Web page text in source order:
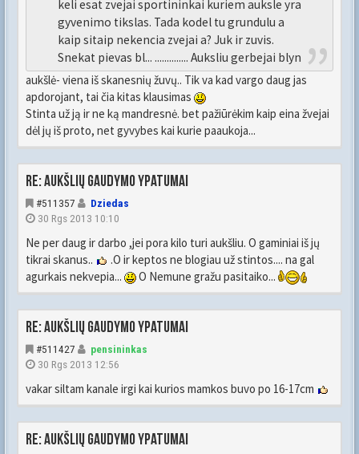
keli esat zvejai sportininkai kuriem auksle yra
gyvenimo tikslas. Tada kodel tu grundulu a
kaip sitaip nekencia zvejai a? Juk ir zuvis.
Snekat pievas bl... .............. Auksliu gerbejai blyn
aukšlė- viena iš skanesnių žuvų.. Tik va kad vargo daug jas
apdorojant, tai čia kitas klausimas
Stinta už ją ir ne ką mandresnė. bet pažiūrėkim kaip eina žvejai
dėl jų iš proto, net gyvybes kai kurie paaukoja...
Re: Aukšlių gaudymo ypatumai
#511357
Dziedas
30 Rgs 2013 10:10
Ne per daug ir darbo ,jei pora kilo turi aukšliu. O gaminiai iš jų
tikrai skanus..
.O ir keptos ne blogiau už stintos.... na gal
agurkais nekvepia...
O Nemune gražu pasitaiko...
Re: Aukšlių gaudymo ypatumai
#511427
pensininkas
30 Rgs 2013 12:56
vakar siltam kanale irgi kai kurios mamkos buvo po 16-17cm
Re: Aukšlių gaudymo ypatumai